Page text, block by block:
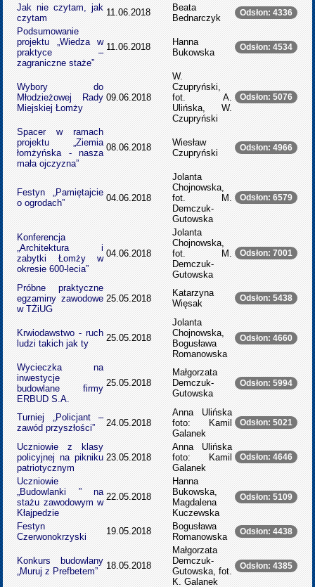
Jak nie czytam, jak
czytam
11.06.2018
Beata
Bednarczyk
Odsłon: 4336
Podsumowanie
projektu „Wiedza w
praktyce –
zagraniczne staże”
11.06.2018
Hanna
Bukowska
Odsłon: 4534
Wybory do
Młodzieżowej Rady
Miejskiej Łomży
09.06.2018
W.
Czupryński,
fot. A.
Ulińska, W.
Czupryński
Odsłon: 5076
Spacer w ramach
projektu „Ziemia
łomżyńska - nasza
mała ojczyzna”
08.06.2018
Wiesław
Czupryński
Odsłon: 4966
Festyn „Pamiętajcie
o ogrodach”
04.06.2018
Jolanta
Chojnowska,
fot. M.
Demczuk-
Gutowska
Odsłon: 6579
Konferencja
„Architektura i
zabytki Łomży w
okresie 600-lecia”
04.06.2018
Jolanta
Chojnowska,
fot. M.
Demczuk-
Gutowska
Odsłon: 7001
Próbne praktyczne
egzaminy zawodowe
w TŻiUG
25.05.2018
Katarzyna
Więsak
Odsłon: 5438
Krwiodawstwo - ruch
ludzi takich jak ty
25.05.2018
Jolanta
Chojnowska,
Bogusława
Romanowska
Odsłon: 4660
Wycieczka na
inwestycje
budowlane firmy
ERBUD S.A.
25.05.2018
Małgorzata
Demczuk-
Gutowska
Odsłon: 5994
Turniej „Policjant –
zawód przyszłości”
24.05.2018
Anna Ulińska
foto: Kamil
Galanek
Odsłon: 5021
Uczniowie z klasy
policyjnej na pikniku
patriotycznym
23.05.2018
Anna Ulińska
foto: Kamil
Galanek
Odsłon: 4646
Uczniowie
„Budowlanki ” na
stażu zawodowym w
Kłajpedzie
22.05.2018
Hanna
Bukowska,
Magdalena
Kuczewska
Odsłon: 5109
Festyn
Czerwonokrzyski
19.05.2018
Bogusława
Romanowska
Odsłon: 4438
Konkurs budowlany
„Muruj z Prefbetem”
18.05.2018
Małgorzata
Demczuk-
Gutowska, fot.
K. Galanek
Odsłon: 4385